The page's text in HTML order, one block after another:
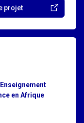
projet
en Afrique